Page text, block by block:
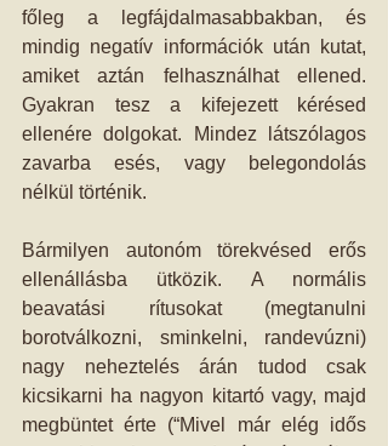
főleg a legfájdalmasabbakban, és
mindig negatív információk után kutat,
amiket aztán felhasználhat ellened.
Gyakran tesz a kifejezett kérésed
ellenére dolgokat. Mindez látszólagos
zavarba esés, vagy belegondolás
nélkül történik.
Bármilyen autonóm törekvésed erős
ellenállásba ütközik. A normális
beavatási rítusokat (megtanulni
borotválkozni, sminkelni, randevúzni)
nagy neheztelés árán tudod csak
kicsikarni ha nagyon kitartó vagy, majd
megbüntet érte (“Mivel már elég idős